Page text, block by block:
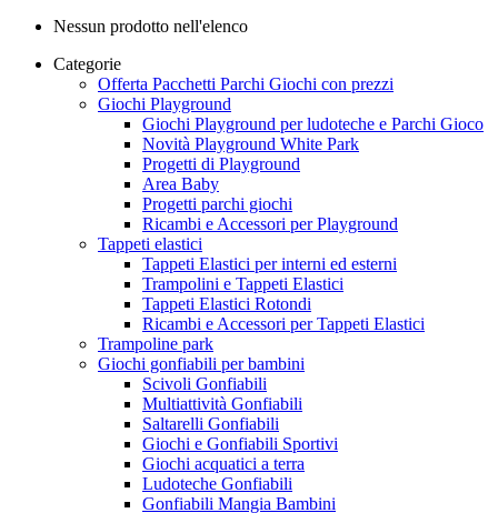
Nessun prodotto nell'elenco
Categorie
Offerta Pacchetti Parchi Giochi con prezzi
Giochi Playground
Giochi Playground per ludoteche e Parchi Gioco
Novità Playground White Park
Progetti di Playground
Area Baby
Progetti parchi giochi
Ricambi e Accessori per Playground
Tappeti elastici
Tappeti Elastici per interni ed esterni
Trampolini e Tappeti Elastici
Tappeti Elastici Rotondi
Ricambi e Accessori per Tappeti Elastici
Trampoline park
Giochi gonfiabili per bambini
Scivoli Gonfiabili
Multiattività Gonfiabili
Saltarelli Gonfiabili
Giochi e Gonfiabili Sportivi
Giochi acquatici a terra
Ludoteche Gonfiabili
Gonfiabili Mangia Bambini